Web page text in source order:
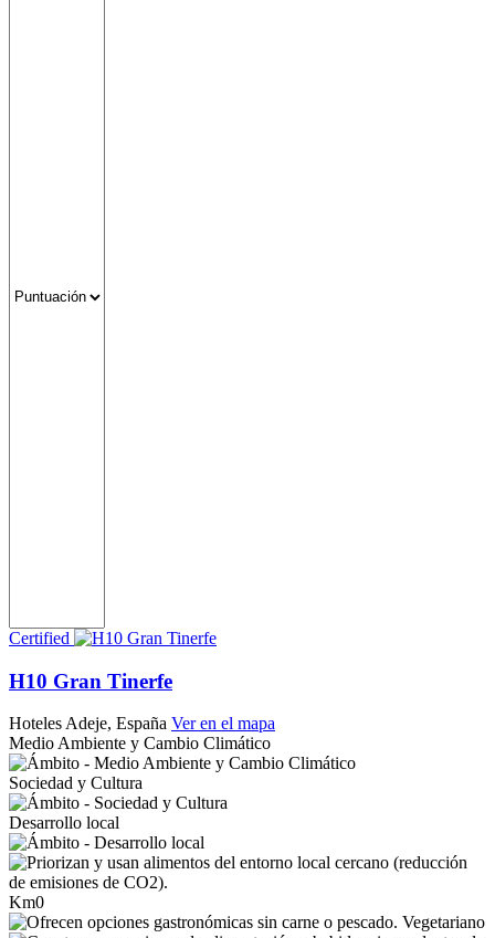
Certified
H10 Gran Tinerfe
Hoteles Adeje, España Ver en el mapa
Medio Ambiente y Cambio Climático
Sociedad y Cultura
Desarrollo local
Km0
Vegetariano